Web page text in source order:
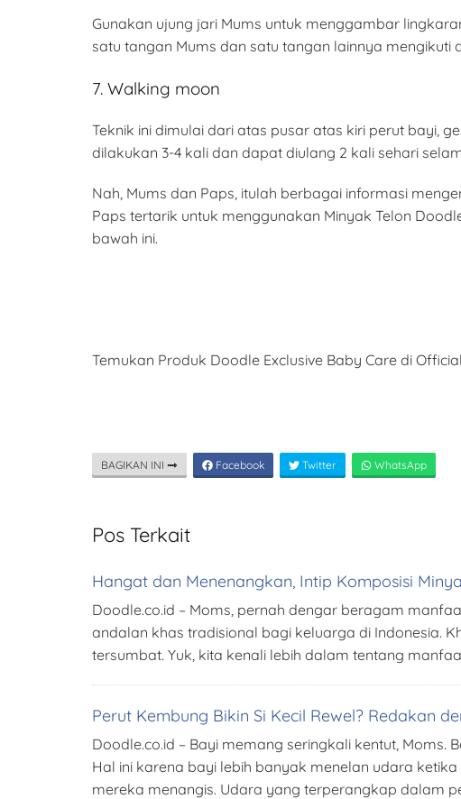
Gunakan ujung jari Mums untuk menggambar
satu tangan Mums dan satu tangan lainnya mengikuti
7. Walking moon
Teknik ini dimulai dari atas pusar atas kiri perut bayi,
dilakukan 3-4 kali dan dapat diulang 2 kali sehari
Nah, Mums dan Paps, itulah berbagai informasi
Paps tertarik untuk menggunakan Minyak Telon
bawah ini.
Temukan Produk Doodle Exclusive Baby Care di
BAGIKAN INI Facebook Twitter WhatsApp
Pos Terkait
Hangat dan Menenangkan, Intip Komposisi
Doodle.co.id – Moms, pernah dengar beragam
andalan khas tradisional bagi keluarga di Indonesia.
tersumbat. Yuk, kita kenali lebih dalam tentang
Perut Kembung Bikin Si Kecil Rewel? Redakan
Doodle.co.id – Bayi memang seringkali kentut, Moms.
Hal ini karena bayi lebih banyak menelan udara
mereka menangis. Udara yang terperangkap dalam